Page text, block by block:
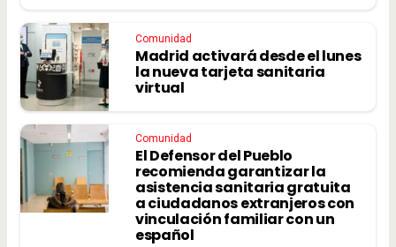
Comunidad
Madrid activará desde el lunes
la nueva tarjeta sanitaria
virtual
Comunidad
El Defensor del Pueblo
recomienda garantizar la
asistencia sanitaria gratuita
a ciudadanos extranjeros con
vinculación familiar con un
español